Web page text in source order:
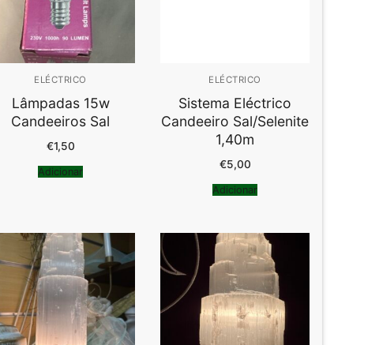
ELÉCTRICO
Lâmpadas 15w
Candeeiros Sal
€1,50
Adicionar
ELÉCTRICO
Sistema Eléctrico
Candeeiro Sal/Selenite
1,40m
€5,00
Adicionar